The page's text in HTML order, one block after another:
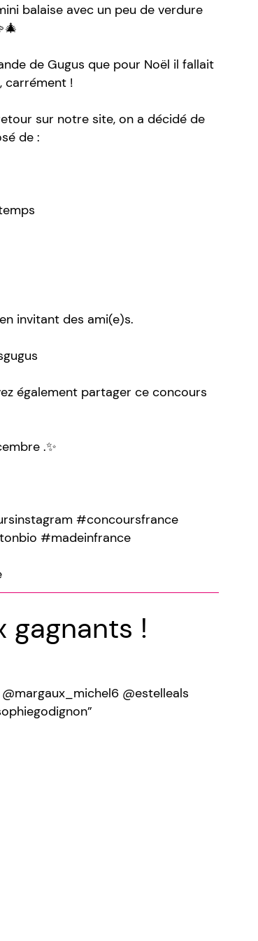
balaise avec un peu de verdure
de Gugus que pour Noël il fallait
carrément !
sur notre site, on a décidé de
de :
invitant des ami(e)s.
également partager ce concours
.✨
#concoursfrance
#madeinfrance
gagnants !
@estelleals